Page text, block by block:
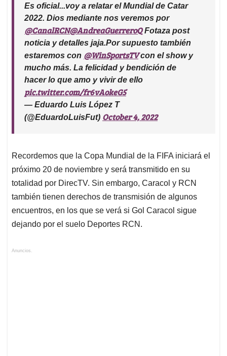
Es oficial...voy a relatar el Mundial de Catar
2022. Dios mediante nos veremos por
@CanalRCN@AndreaGuerreroQFotaza post
noticia y detalles jaja.Por supuesto también
estaremos con @WinSportsTVcon el show y
mucho más. La felicidad y bendición de
hacer lo que amo y vivir de ello
pic.twitter.com/fr6vAokeG5
— Eduardo Luis López T
(@EduardoLuisFut) October 4, 2022
Recordemos que la Copa Mundial de la FIFA iniciará el
próximo 20 de noviembre y será transmitido en su
totalidad por DirecTV. Sin embargo, Caracol y RCN
también tienen derechos de transmisión de algunos
encuentros, en los que se verá si Gol Caracol sigue
dejando por el suelo Deportes RCN.
Anuncios.